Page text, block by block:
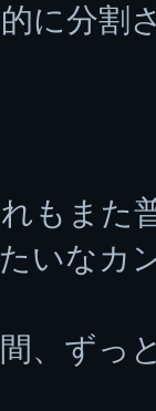
に分割
もまた
いなカ
、ずっ